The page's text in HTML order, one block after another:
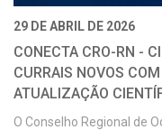
29 DE ABRIL DE 2026
CONECTA CRO-RN -
CURRAIS NOVOS
ATUALIZAÇÃO
O Conselho Regional de